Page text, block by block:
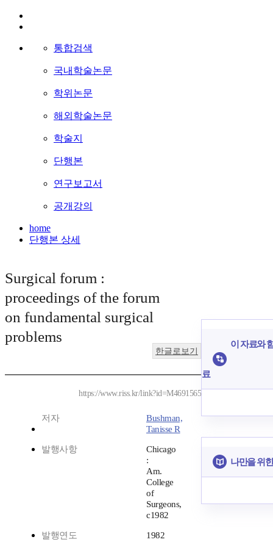
통합검색
국내학술논문
학위논문
해외학술논문
학술지
단행본
연구보고서
공개강의
home
단행본 상세
Surgical forum :
proceedings of the forum
on fundamental surgical
problems
한글로보기
https://www.riss.kr/link?id=M4691565
저자
Bushman,
Tanisse R
발행사항
Chicago
:
Am.
College
of
Surgeons,
c1982
발행연도 1982
이 자료와
료
나만을 위